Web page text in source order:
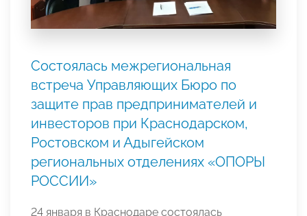
Состоялась межрегиональная
встреча Управляющих Бюро по
защите прав предпринимателей и
инвесторов при Краснодарском,
Ростовском и Адыгейском
региональных отделениях «ОПОРЫ
РОССИИ»
24 января в Краснодаре состоялась